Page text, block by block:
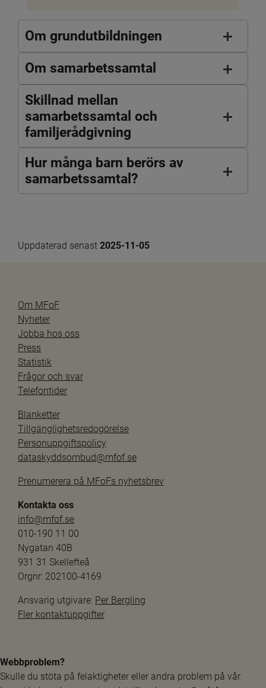
Om grundutbildningen
Om samarbetssamtal
Skillnad mellan
samarbetssamtal och
familjerådgivning
Hur många barn berörs av
samarbetssamtal?
Uppdaterad senast 2025-11-05
Om MFoF
Nyheter
Jobba hos oss
Press
Statistik
Frågor och svar
Telefontider
Blanketter
Tillgänglighetsredogörelse
Personuppgiftspolicy
dataskyddsombud@mfof.se
Prenumerera på MFoFs nyhetsbrev
Kontakta oss
info@mfof.se
010-190 11 00
Nygatan 40B
931 31 Skellefteå
Orgnr: 202100-4169
Ansvarig utgivare: Per Bergling
Fler kontaktuppgifter
Webbproblem?
Skulle du stöta på felaktigheter eller andra problem på vår